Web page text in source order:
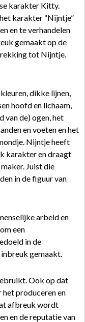
karakter Kitty.
karakter “Nijntje”
en te verhandelen
gemaakt op de
tot Nijntje.
dikke lijnen,
hoofd en lichaam,
van de) ogen, het
en voeten en het
Nijntje heeft
karakter en draagt
Juist die
in de figuur van
arbeid en
een
in de
gemaakt.
Ook op dat
produceren en
afbreuk wordt
en de reputatie van